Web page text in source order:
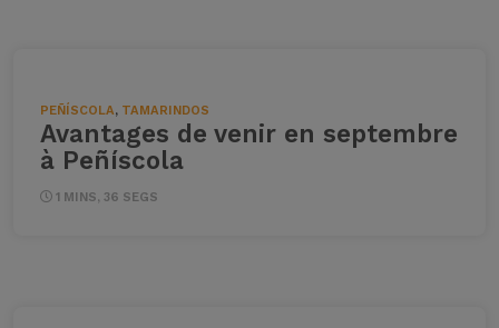
PEÑÍSCOLA, TAMARINDOS
Avantages de venir en septembre
à Peñíscola
1 MINS, 36 SEGS